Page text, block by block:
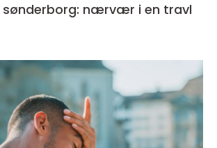
sønderborg: nærvær i en travl